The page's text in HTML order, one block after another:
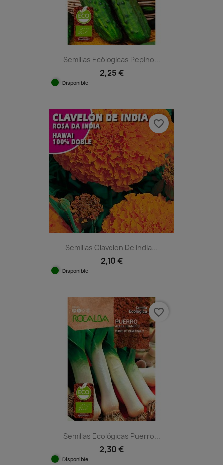
Semillas Ecólogicas Pepino...
2,25 €
Disponible
Semillas Clavelon De India...
2,10 €
Disponible
favorite_border
Semillas Ecológicas Puerro...
2,30 €
Disponible
favorite_border